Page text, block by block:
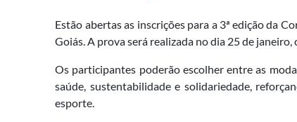
Estão abertas as inscrições para a 3ª edição da
Goiás. A prova será realizada no dia 25 de
Os participantes poderão escolher entre as
saúde, sustentabilidade e solidariedade,
esporte.